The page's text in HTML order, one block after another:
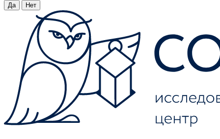
Да Нет